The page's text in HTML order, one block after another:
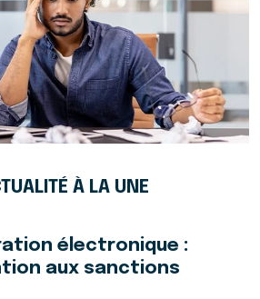
À LA UNE
électronique :
aux sanctions